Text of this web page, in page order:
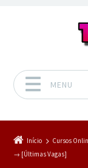
MENU
Início Cursos
→ [Últimas Vagas]